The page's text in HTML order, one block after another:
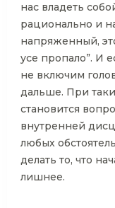
нас владеть
рационально и
напряженный,
усе пропало”. И
не включим
дальше. При
становится
внутренней
любых
делать то, что
лишнее.